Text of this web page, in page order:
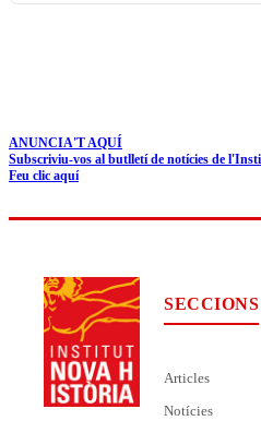
ANUNCIA'T AQUÍ
Subscriviu-vos al butlletí de notícies de
Feu clic aquí
SECCIONS
Articles
Notícies